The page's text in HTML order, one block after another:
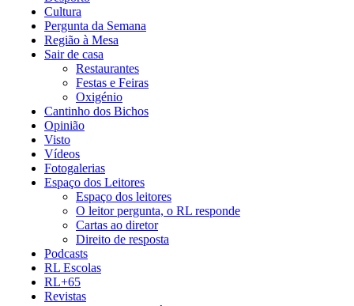
Cultura
Pergunta da Semana
Região à Mesa
Sair de casa
Restaurantes
Festas e Feiras
Oxigénio
Cantinho dos Bichos
Opinião
Visto
Vídeos
Fotogalerias
Espaço dos Leitores
Espaço dos leitores
O leitor pergunta, o RL responde
Cartas ao diretor
Direito de resposta
Podcasts
RL Escolas
RL+65
Revistas